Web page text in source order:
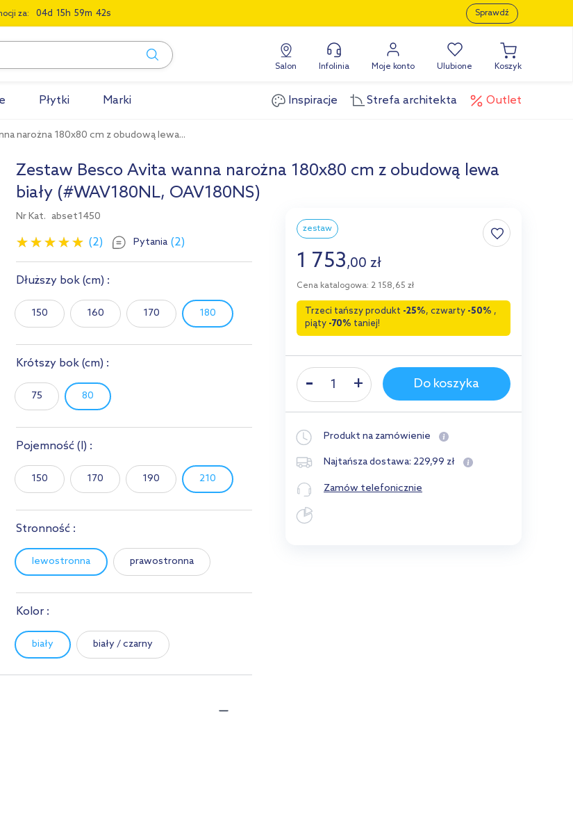
za: 04 15 59 41 Sprawdź
Salon Infolinia Moje konto Ulubione Koszyk
Płytki Marki Inspiracje Strefa architekta Outlet
narożna 180x80 cm z obudową lewa...
Zestaw Besco Avita wanna narożna 180x80 cm z obudową lewa
biały (#WAV180NL, OAV180NS)
Nr Kat. abset1450
(2) Pytania (2)
Dłuższy bok (cm) :
150 160 170 180
Krótszy bok (cm) :
75 80
Pojemność (l) :
150 170 190 210
Stronność :
lewostronna prawostronna
Kolor :
biały biały / czarny
zestaw
1 753,00 zł
Cena katalogowa: 2 158,65 zł
Trzeci tańszy produkt -25%, czwarty -50% ,
piąty -70% taniej!
Do koszyka
Produkt na zamówienie
Najtańsza dostawa: 229,99 zł
Zamów telefonicznie